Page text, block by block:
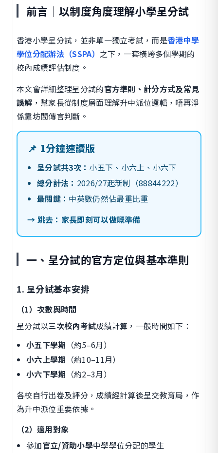
前言｜以制度角度理解小學呈分試
香港小學呈分試，並非單一獨立考試，而是香港中學
學位分配辦法（SSPA） 之下，一套橫跨多個學期的
校內成績評估制度。
本文會詳細整理呈分試的官方準則、計分方式及常見
誤解 ，幫家長從制度層面理解升中派位邏輯，唔再淨
係靠坊間傳言判斷。
📌 1分鐘速讀版
呈分試共3次： 小五下、小六上、小六下
總分計法： 2026/27起新制（88844222）
最關鍵： 中英數仍然佔最重比重
→ 跳去：家長即刻可以做嘅準備
一、呈分試的官方定位與基本準則
1. 呈分試基本安排
（1）次數與時間
呈分試以三次校內考試成績計算，一般時間如下：
小五下學期 （約5–6月）
小六上學期 （約10–11月）
小六下學期 （約2–3月）
各校自行出卷及評分，成績經計算後呈交教育局，作
為升中派位重要依據。
（2）適用對象
參加官立/資助小學中學學位分配的學生